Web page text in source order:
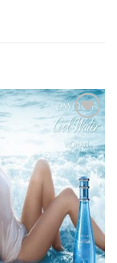
İstek
Listeme
Ekle